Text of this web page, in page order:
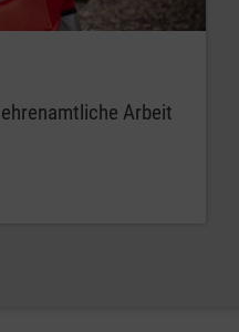
Arbeit